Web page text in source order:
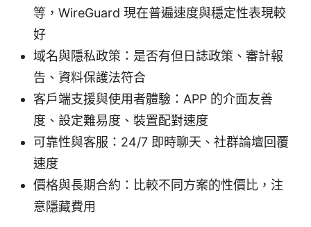
等，WireGuard 現在普遍速度與穩定性表現較
好
域名與隱私政策：是否有但日誌政策、審計報
告、資料保護法符合
客戶端支援與使用者體驗：APP 的介面友善
度、設定難易度、裝置配對速度
可靠性與客服：24/7 即時聊天、社群論壇回覆
速度
價格與長期合約：比較不同方案的性價比，注
意隱藏費用